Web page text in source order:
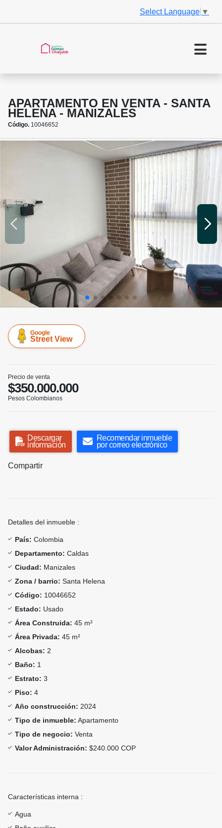
Select Language ▼
APARTAMENTO EN VENTA - SANTA
HELENA - MANIZALES
Código. 10046652
Google
Street View
Precio de venta
$350.000.000
Pesos Colombianos
Descargar
información
Recomendar inmueble
por correo electrónico
Compartir
Detalles del inmueble :
País: Colombia
Departamento: Caldas
Ciudad: Manizales
Zona / barrio: Santa Helena
Código: 10046652
Estado: Usado
Área Construida: 45 m²
Área Privada: 45 m²
Alcobas: 2
Baño: 1
Estrato: 3
Piso: 4
Año construcción: 2024
Tipo de inmueble: Apartamento
Tipo de negocio: Venta
Valor Administración: $240.000 COP
Características interna :
Agua